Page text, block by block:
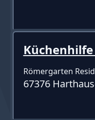
Küchenhilfe
Römergarten
67376